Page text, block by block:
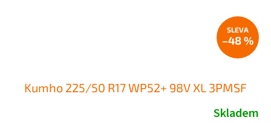
–48 %
Kumho 225/50 R17 WP52+ 98V XL 3PMSF
Skladem